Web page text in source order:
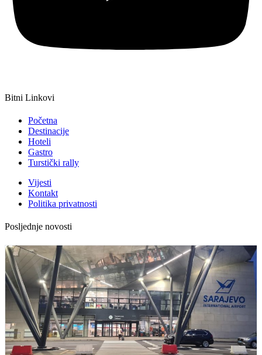
Bitni Linkovi
Početna
Destinacije
Hoteli
Gastro
Turstički rally
Vijesti
Kontakt
Politika privatnosti
Posljednje novosti